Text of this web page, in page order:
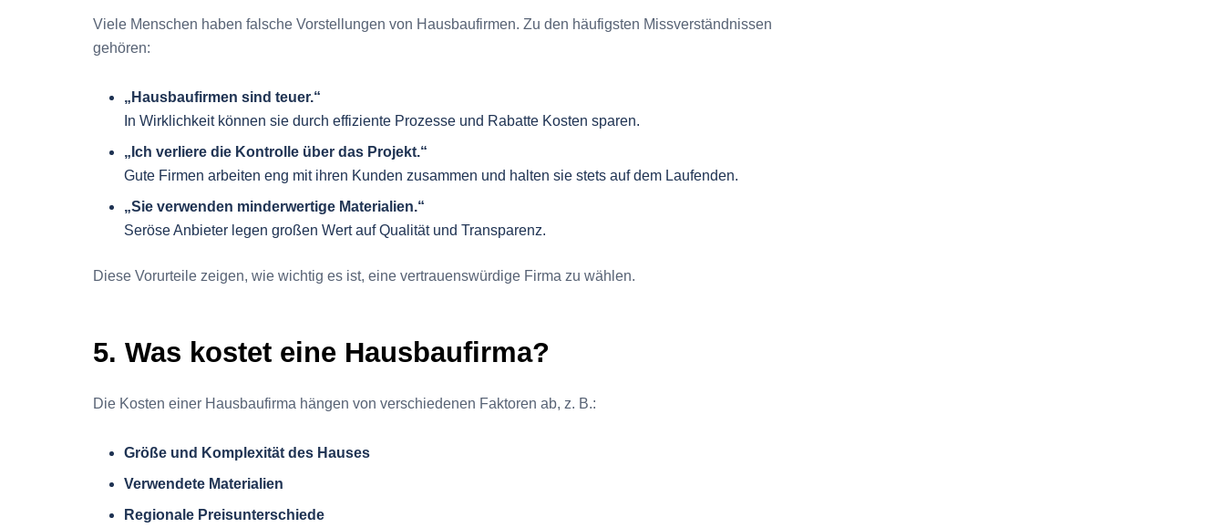
Viele Menschen haben falsche Vorstellungen von Hausbaufirmen. Zu den häufigsten Missverständnissen
gehören:
„Hausbaufirmen sind teuer.“
In Wirklichkeit können sie durch effiziente Prozesse und Rabatte Kosten sparen.
„Ich verliere die Kontrolle über das Projekt.“
Gute Firmen arbeiten eng mit ihren Kunden zusammen und halten sie stets auf dem Laufenden.
„Sie verwenden minderwertige Materialien.“
Seröse Anbieter legen großen Wert auf Qualität und Transparenz.
Diese Vorurteile zeigen, wie wichtig es ist, eine vertrauenswürdige Firma zu wählen.
5. Was kostet eine Hausbaufirma?
Die Kosten einer Hausbaufirma hängen von verschiedenen Faktoren ab, z. B.:
Größe und Komplexität des Hauses
Verwendete Materialien
Regionale Preisunterschiede